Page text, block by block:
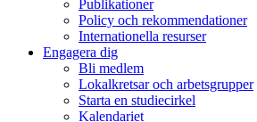
Publikationer
Policy och rekommendationer
Internationella resurser
Engagera dig
Bli medlem
Lokalkretsar och arbetsgrupper
Starta en studiecirkel
Kalendariet